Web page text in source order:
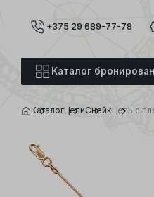
+375 29 689-77-78
Каталог
КаталогЦепиСнейкЦепь с